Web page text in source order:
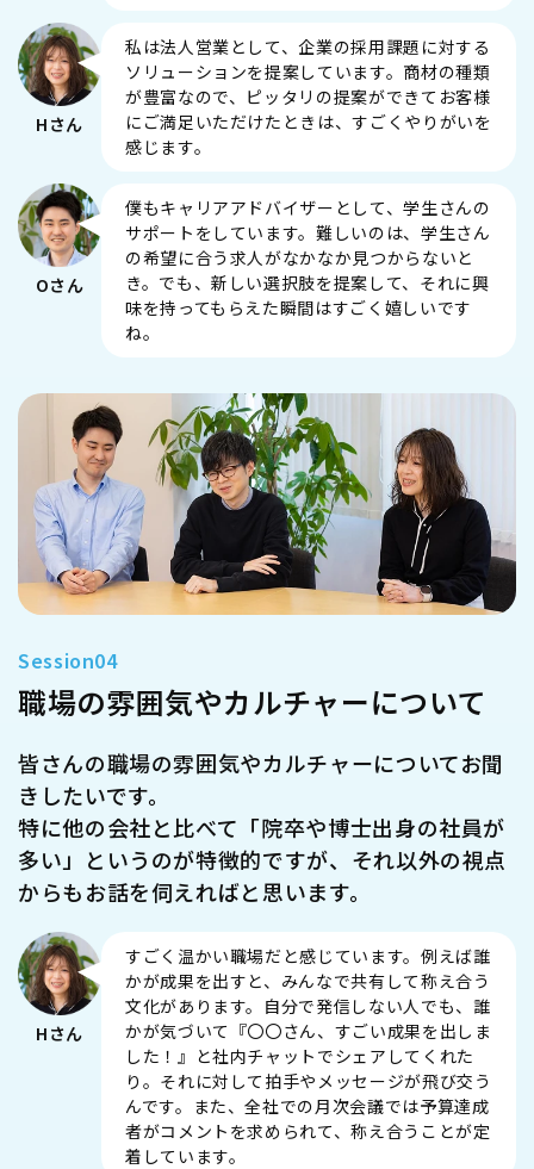
Hさん
私は法人営業として、企業の採用課題に対する
ソリューションを提案しています。商材の種類
が豊富なので、ピッタリの提案ができてお客様
にご満足いただけたときは、すごくやりがいを
感じます。
Oさん
僕もキャリアアドバイザーとして、学生さんの
サポートをしています。難しいのは、学生さん
の希望に合う求人がなかなか見つからないと
き。でも、新しい選択肢を提案して、それに興
味を持ってもらえた瞬間はすごく嬉しいです
ね。
職場の雰囲気やカルチャーについて
皆さんの職場の雰囲気やカルチャーについてお聞
きしたいです。
特に他の会社と比べて「院卒や博士出身の社員が
多い」というのが特徴的ですが、それ以外の視点
からもお話を伺えればと思います。
Hさん
すごく温かい職場だと感じています。例えば誰
かが成果を出すと、みんなで共有して称え合う
文化があります。自分で発信しない人でも、誰
かが気づいて『〇〇さん、すごい成果を出しま
した！』と社内チャットでシェアしてくれた
り。それに対して拍手やメッセージが飛び交う
んです。また、全社での月次会議では予算達成
者がコメントを求められて、称え合うことが定
着しています。